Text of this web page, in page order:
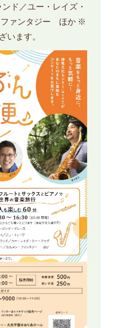
ド／ユー・レイズ・
ファンタジー ほか ※
います。